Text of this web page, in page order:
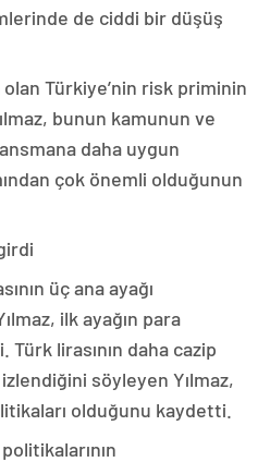
de ciddi bir düşüş
Türkiye’nin risk priminin
bunun kamunun ve
daha uygun
çok önemli olduğunun
üç ana ayağı
ilk ayağın para
lirasının daha cazip
söyleyen Yılmaz,
olduğunu kaydetti.